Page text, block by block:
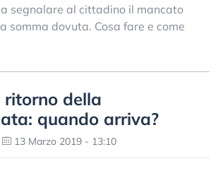
segnalare al cittadino il mancato
somma dovuta. Cosa fare e come
ritorno della
quando arriva?
13 Marzo 2019 - 13:10